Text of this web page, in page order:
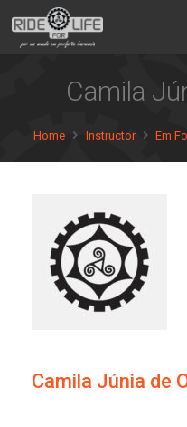
Camila
Home Instructor Em
Camila Júnia de